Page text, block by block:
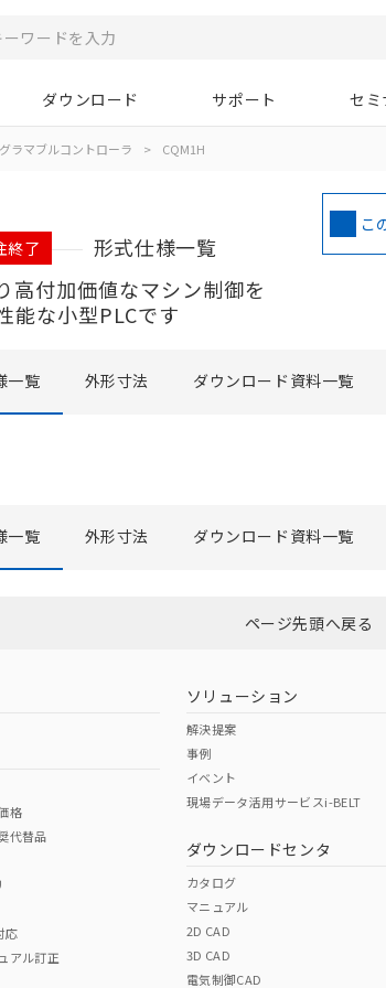
ダウンロード サポート セミ
ラマブルコントローラ > CQM1H
終了
形式仕様一覧
高付加価値なマシン制御を
能な小型PLCです
こ
一覧 外形寸法 ダウンロード資料一覧
一覧 外形寸法 ダウンロード資料一覧
ページ先頭へ戻る
格
代替品
応
アル訂正
ソリューション
解決提案
事例
イベント
現場データ活用サービスi-BELT
ダウンロードセンタ
カタログ
マニュアル
2D CAD
3D CAD
電気制御CAD
一定数には満たないが在庫あり
在庫なし(最新の在庫状況については、お客様のお取
器販売店・当社販売員にご確認ください)
受注生産機種、また在庫状況の情報を公開していない
をお読みいただき、同意のうえご利用ください。
制御機器事業取扱商品の中には、本サービスの対象
な納期状況および標準価格はお客様のお取引先、ま
販売員にご相談ください。
ン制御機器販売店や当社販売拠点は「
況および標準価格結果を当社の事前の承諾なく第三
ーツ機能（部品リスト作成サービス）をご利用い
必要があります。
が当ウェブサイト上で当社にご登録された部品リス
社の製品・サービスに関するお客様との取引・商談
共同利用者とは、
"個人情報の共同利用に関して"
人を指します。